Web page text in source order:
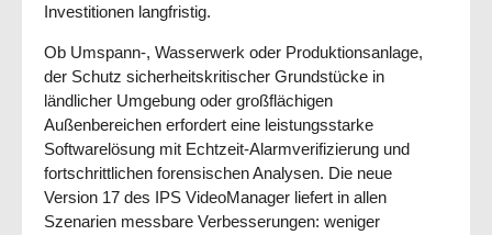
Investitionen langfristig.
Ob Umspann-, Wasserwerk oder Produktionsanlage,
der Schutz sicherheitskritischer Grundstücke in
ländlicher Umgebung oder großflächigen
Außenbereichen erfordert eine leistungsstarke
Softwarelösung mit Echtzeit-Alarmverifizierung und
fortschrittlichen forensischen Analysen. Die neue
Version 17 des IPS VideoManager liefert in allen
Szenarien messbare Verbesserungen: weniger